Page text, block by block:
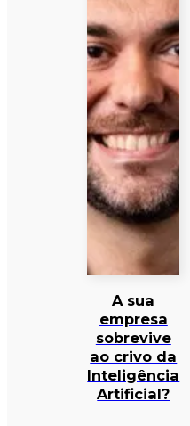
A sua
empresa
sobrevive
ao crivo da
Inteligência
Artificial?